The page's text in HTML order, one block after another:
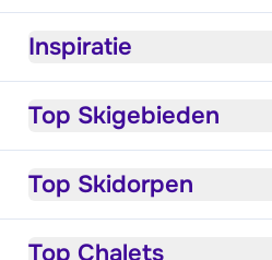
Inspiratie
Top Skigebieden
Top Skidorpen
Top Chalets